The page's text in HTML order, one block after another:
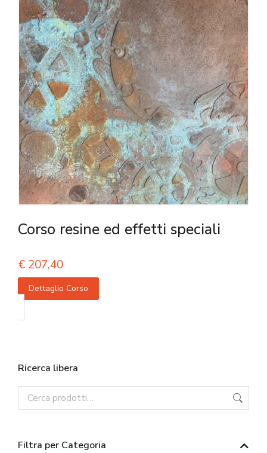
Corso resine ed effetti speciali
€ 207,40
Dettaglio Corso
Ricerca libera
Filtra per Categoria